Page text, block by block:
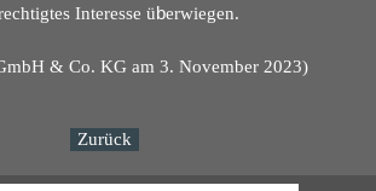
Interesse überwiegen.
& Co. KG am 3. November 2023)